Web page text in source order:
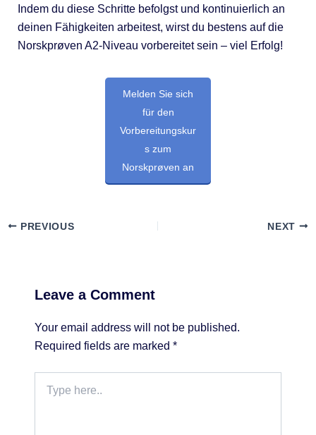
Indem du diese Schritte befolgst und kontinuierlich an
deinen Fähigkeiten arbeitest, wirst du bestens auf die
Norskprøven A2-Niveau vorbereitet sein – viel Erfolg!
Melden Sie sich
für den
Vorbereitungskur
s zum
Norskprøven an
PREVIOUS NEXT
Leave a Comment
Your email address will not be published.
Required fields are marked *
here..